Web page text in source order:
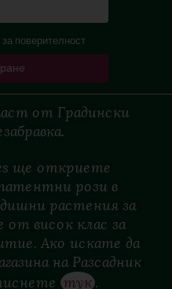
поверителност
от Градински
ще откриете
рози в
растения за
висок клас за
Ако искате да
на Разсадник
тук.